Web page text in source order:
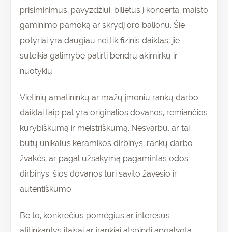
prisiminimus, pavyzdžiui, bilietus į koncertą, maisto
gaminimo pamoką ar skrydį oro balionu. Šie
potyriai yra daugiau nei tik fizinis daiktas; jie
suteikia galimybę patirti bendrų akimirkų ir
nuotykių.
Vietinių amatininkų ar mažų įmonių rankų darbo
daiktai taip pat yra originalios dovanos, remiančios
kūrybiškumą ir meistriškumą. Nesvarbu, ar tai
būtų unikalus keramikos dirbinys, rankų darbo
žvakės, ar pagal užsakymą pagamintas odos
dirbinys, šios dovanos turi savito žavesio ir
autentiškumo.
Be to, konkrečius pomėgius ar interesus